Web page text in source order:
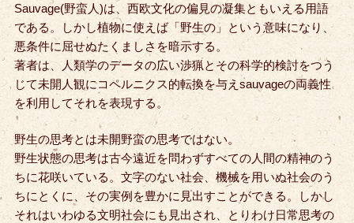
Sauvage(野蛮人)は、西欧文化の偏見の凝集ともいえる用語
である。しかし植物に使えば「野生の」という意味になり、
悪条件に屈せぬたくましさを暗示する。
著者は、人類学のデータの広い渉猟とその科学的検討をつう
じて未開人観にコペルニクス的転換を与えsauvageの両義性
を利用してそれを表現する。
野生の思考とは未開野蛮の思考ではない。
野生状態の思考は古今遠近を問わずすべての人間の精神のう
ちに花咲いている。 文字のない社会、機械を用いぬ社会のう
ちにとくに、その実例を豊かに見出すことができる。 しかし
それはいわゆる文明社会にも見出され、とりわけ日常思考の